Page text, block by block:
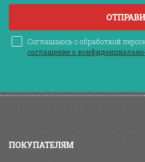
Соглашаюсь с обработкой
соглашение о
ПОКУПАТЕЛЯМ